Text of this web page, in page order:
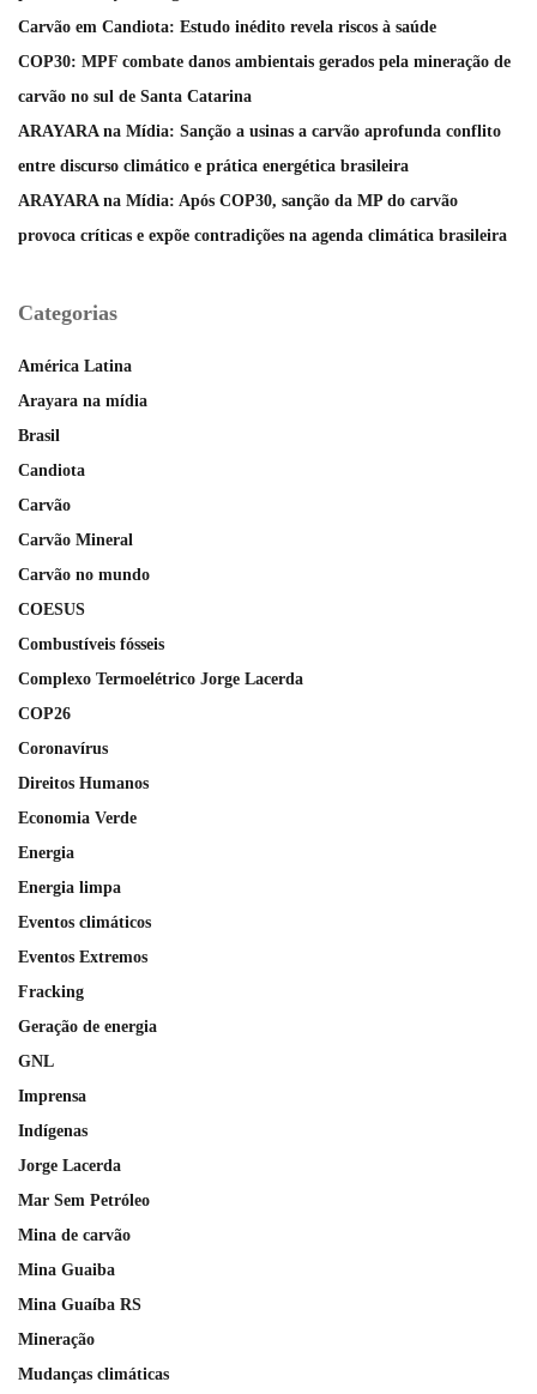
Carvão em Candiota: Estudo inédito revela riscos à saúde
COP30: MPF combate danos ambientais gerados pela mineração de
carvão no sul de Santa Catarina
ARAYARA na Mídia: Sanção a usinas a carvão aprofunda conflito
entre discurso climático e prática energética brasileira
ARAYARA na Mídia: Após COP30, sanção da MP do carvão
provoca críticas e expõe contradições na agenda climática brasileira
Categorias
América Latina
Arayara na mídia
Brasil
Candiota
Carvão
Carvão Mineral
Carvão no mundo
COESUS
Combustíveis fósseis
Complexo Termoelétrico Jorge Lacerda
COP26
Coronavírus
Direitos Humanos
Economia Verde
Energia
Energia limpa
Eventos climáticos
Eventos Extremos
Fracking
Geração de energia
GNL
Imprensa
Indígenas
Jorge Lacerda
Mar Sem Petróleo
Mina de carvão
Mina Guaiba
Mina Guaíba RS
Mineração
Mudanças climáticas